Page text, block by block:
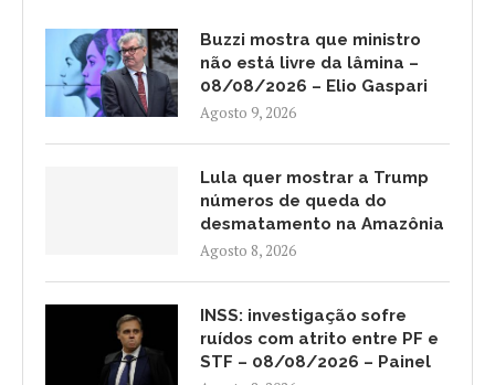
Buzzi mostra que ministro
não está livre da lâmina –
08/08/2026 – Elio Gaspari
Agosto 9, 2026
Lula quer mostrar a Trump
números de queda do
desmatamento na Amazônia
Agosto 8, 2026
INSS: investigação sofre
ruídos com atrito entre PF e
STF – 08/08/2026 – Painel